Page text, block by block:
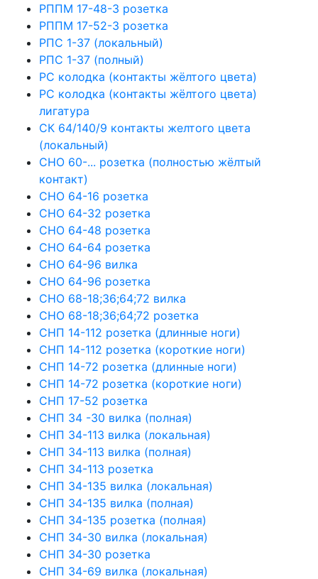
РППМ 17-48-3 розетка
РППМ 17-52-3 розетка
РПС 1-37 (локальный)
РПС 1-37 (полный)
РС колодка (контакты жёлтого цвета)
РС колодка (контакты жёлтого цвета)
лигатура
СК 64/140/9 контакты желтого цвета
(локальный)
СНО 60-... розетка (полностью жёлтый
контакт)
СНО 64-16 розетка
СНО 64-32 розетка
СНО 64-48 розетка
СНО 64-64 розетка
СНО 64-96 вилка
СНО 64-96 розетка
СНО 68-18;36;64;72 вилка
СНО 68-18;36;64;72 розетка
СНП 14-112 розетка (длинные ноги)
СНП 14-112 розетка (короткие ноги)
СНП 14-72 розетка (длинные ноги)
СНП 14-72 розетка (короткие ноги)
СНП 17-52 розетка
СНП 34 -30 вилка (полная)
СНП 34-113 вилка (локальная)
СНП 34-113 вилка (полная)
СНП 34-113 розетка
СНП 34-135 вилка (локальная)
СНП 34-135 вилка (полная)
СНП 34-135 розетка (полная)
СНП 34-30 вилка (локальная)
СНП 34-30 розетка
СНП 34-69 вилка (локальная)